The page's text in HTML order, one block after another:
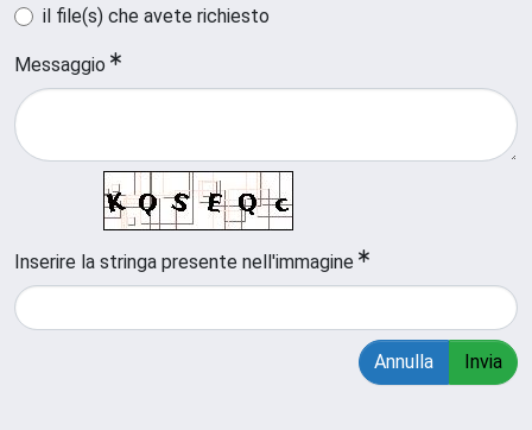
il file(s) che avete richiesto
Messaggio
Inserire la stringa presente nell'immagine
Annulla Invia